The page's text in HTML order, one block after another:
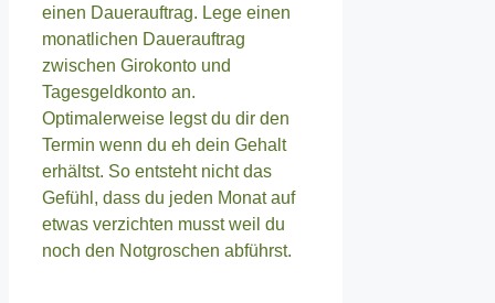
einen Dauerauftrag. Lege einen
monatlichen Dauerauftrag
zwischen Girokonto und
Tagesgeldkonto an.
Optimalerweise legst du dir den
Termin wenn du eh dein Gehalt
erhältst. So entsteht nicht das
Gefühl, dass du jeden Monat auf
etwas verzichten musst weil du
noch den Notgroschen abführst.